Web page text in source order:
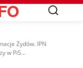
Żydów. IPN
w PiS...